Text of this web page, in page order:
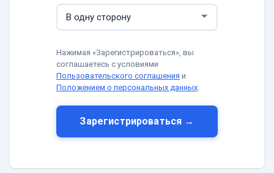
Нажимая «Зарегистрироваться», вы
соглашаетесь с условиями
Пользовательского соглашения и
Положением о персональных данных.
Зарегистрироваться →